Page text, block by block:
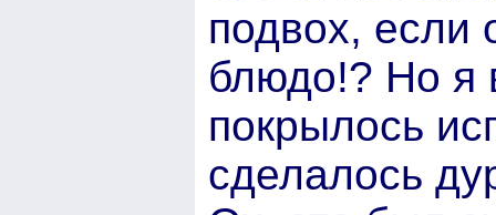
подвох, если
блюдо!? Но я
покрылось
сделалось